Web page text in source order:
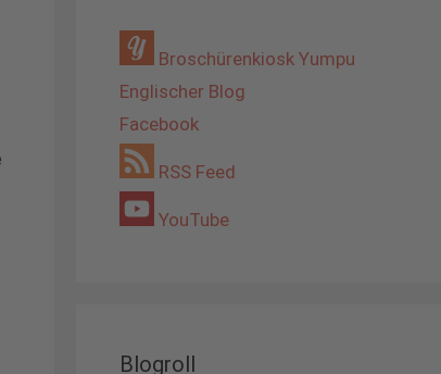
Broschürenkiosk Yumpu
Englischer Blog
Facebook
RSS Feed
YouTube
Blogroll